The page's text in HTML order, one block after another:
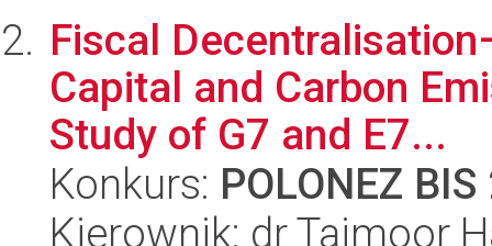
Fiscal
Capital and Carbon
Study of G7 and E7...
Konkurs: POLONEZ BIS
Kierownik: dr Taimoor